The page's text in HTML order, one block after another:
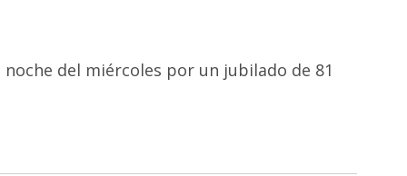
del miércoles por un jubilado de 81